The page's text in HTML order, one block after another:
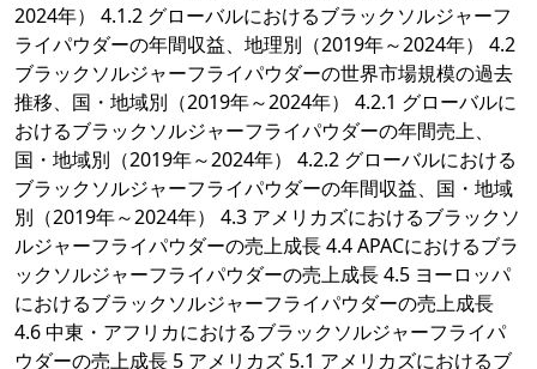
2024年） 4.1.2 グローバルにおけるブラックソルジャーフ
ライパウダーの年間収益、地理別（2019年～2024年） 4.2
ブラックソルジャーフライパウダーの世界市場規模の過去
推移、国・地域別（2019年～2024年） 4.2.1 グローバルに
おけるブラックソルジャーフライパウダーの年間売上、
国・地域別（2019年～2024年） 4.2.2 グローバルにおける
ブラックソルジャーフライパウダーの年間収益、国・地域
別（2019年～2024年） 4.3 アメリカズにおけるブラックソ
ルジャーフライパウダーの売上成長 4.4 APACにおけるブラ
ックソルジャーフライパウダーの売上成長 4.5 ヨーロッパ
におけるブラックソルジャーフライパウダーの売上成長
4.6 中東・アフリカにおけるブラックソルジャーフライパ
ウダーの売上成長 5 アメリカズ 5.1 アメリカズにおけるブ